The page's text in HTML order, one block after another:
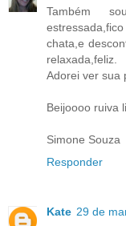
Também
chata,e
relaxada,feliz.
Adorei ver sua
Beijoooo ruiva
Simone Souza
Responder
Kate 29 de